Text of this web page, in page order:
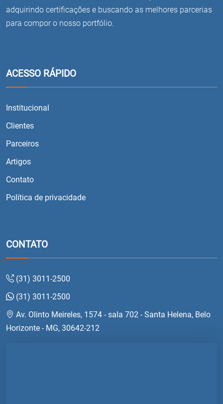
adquirindo certificações e buscando as melhores parcerias
para compor o nosso portfólio.
ACESSO RÁPIDO
Institucional
Clientes
Parceiros
Artigos
Contato
Política de privacidade
CONTATO
(31) 3011-2500
(31) 3011-2500
Av. Olinto Meireles, 1574 - sala 702 - Santa Helena, Belo
Horizonte - MG, 30642-212